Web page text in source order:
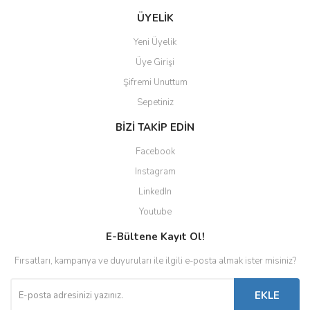
ÜYELİK
Yeni Üyelik
Üye Girişi
Şifremi Unuttum
Sepetiniz
BİZİ TAKİP EDİN
Facebook
Instagram
LinkedIn
Youtube
E-Bültene Kayıt Ol!
Fırsatları, kampanya ve duyuruları ile ilgili e-posta almak ister misiniz?
EKLE